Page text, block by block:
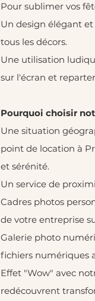
Pour sublimer vos
Un design élégant
tous les décors.
Une utilisation
sur l'écran et
Pourquoi choisir
Une situation
point de location à
et sérénité.
Un service de
Cadres photos
de votre entreprise
Galerie photo
fichiers numériques
Effet "Wow" avec
redécouvrent